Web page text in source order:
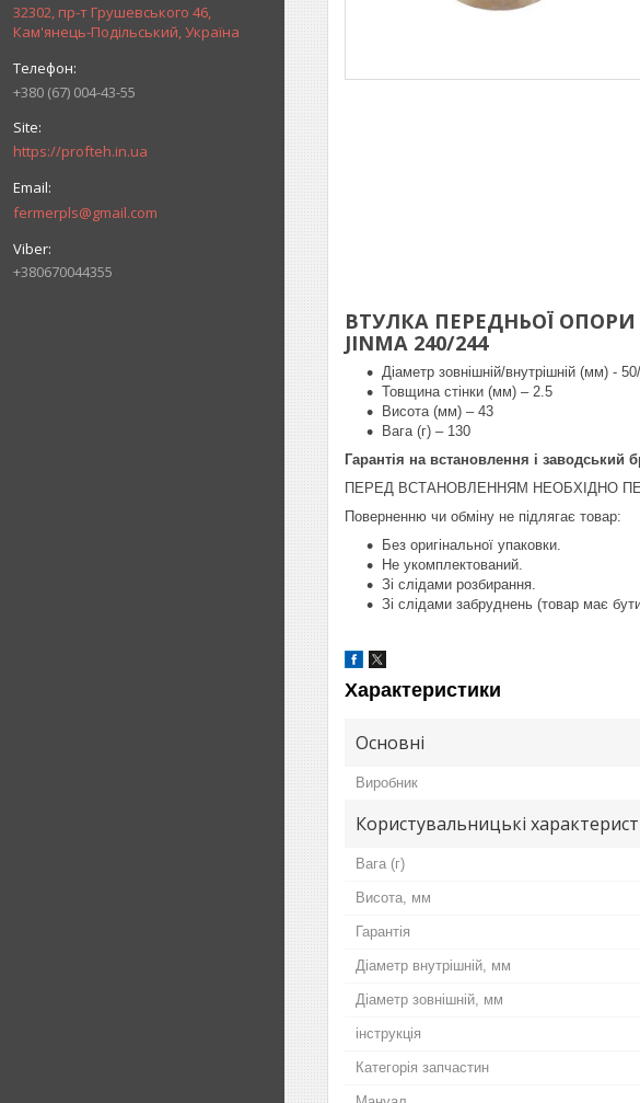
32302, пр-т Грушевського 46,
Кам'янець-Подільський, Україна
+380 (67) 004-43-55
https://profteh.in.ua
fermerpls@gmail.com
+380670044355
ВТУЛКА ПЕРЕДНЬОЇ ОПОРИ
JINMA 240/244
Діаметр зовнішній/внутрішній (мм) -
Товщина стінки (мм) – 2.5
Висота (мм) – 43
Вага (г) – 130
Гарантія на встановлення і заводський
ПЕРЕД ВСТАНОВЛЕННЯМ НЕОБХІДНО
Поверненню чи обміну не підлягає товар:
Без оригінальної упаковки.
Не укомплектований.
Зі слідами розбирання.
Зі слідами забруднень (товар має
Характеристики
Основні
Виробник
Користувальницькі
Вага (г)
Висота, мм
Гарантія
Діаметр внутрішній, мм
Діаметр зовнішній, мм
інструкція
Категорія запчастин